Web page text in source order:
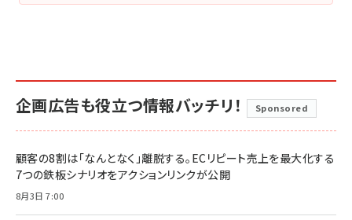
企画広告も役立つ情報バッチリ！ Sponsored
顧客の8割は「なんとなく」離脱する。ECリピート売上を最大化する
7つの鉄板シナリオをアクションリンクが公開
8月3日 7:00